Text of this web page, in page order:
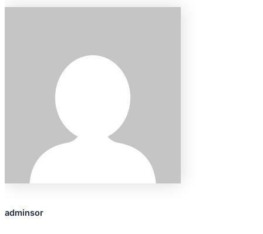
adminsor